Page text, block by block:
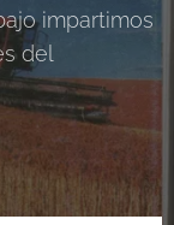
impartimos
del